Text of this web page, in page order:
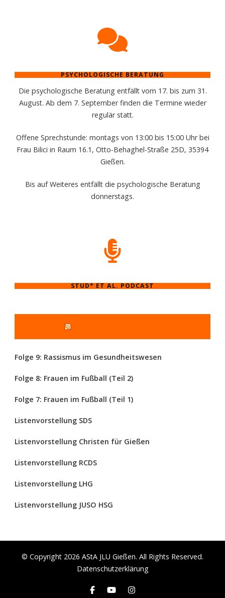
PSYCHOLOGISCHE BERATUNG
Die psychologische Beratung entfällt vom 17. bis zum 31.
August. Ab dem 7. September finden die Termine wieder
regulär statt.
Offene Sprechstunde: montags von 13:00 bis 15:00 Uhr bei
Frau Bilici in Raum 16.1, Otto-Behaghel-Straße 25D, 35394
Gießen.
Bis auf Weiteres entfällt die psychologische Beratung
donnerstags.
STUD* ET AL. PODCAST
Folge 9: Rassismus im Gesundheitswesen
Folge 8: Frauen im Fußball (Teil 2)
Folge 7: Frauen im Fußball (Teil 1)
Listenvorstellung SDS
Listenvorstellung Christen für Gießen
Listenvorstellung RCDS
Listenvorstellung LHG
Listenvorstellung JUSO HSG
© Copyright 2026 AStA JLU Gießen. All Rights Reserved.
Datenschutzerklärung